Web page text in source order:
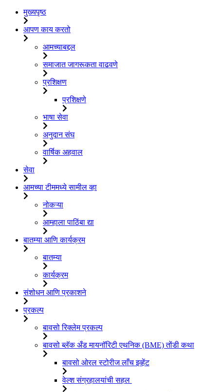
मुख्यपृष्ठ
आपण काय करतो
आमच्याबद्दल
समाजात जागरूकता वाढवणे
प्रशिक्षण
प्रशिक्षणे
भाषा सेवा
अनुदान संघ
वार्षिक अहवाल
सेवा
आमच्या टीममध्ये सामील व्हा
नोकऱ्या
आम्हाला पाठिंबा द्या
बातम्या आणि कार्यक्रम
बातम्या
कार्यक्रम
संशोधन आणि प्रकाशने
प्रकल्प
बावसो रिक्लेम प्रकल्प
बावसो ब्लॅक अँड मायनॉरिटी एथनिक (BME) तोंडी कथा
बावसो ओरल स्टोरीज लाँच इव्हेंट
वेल्श संग्रहालयांची सहल